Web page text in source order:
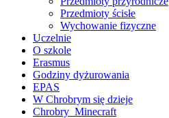
Przedmioty ścisłe
Wychowanie fizyczne
Uczelnie
O szkole
Erasmus
Godziny dyżurowania
EPAS
W Chrobrym się dzieje
Chrobry_Minecraft